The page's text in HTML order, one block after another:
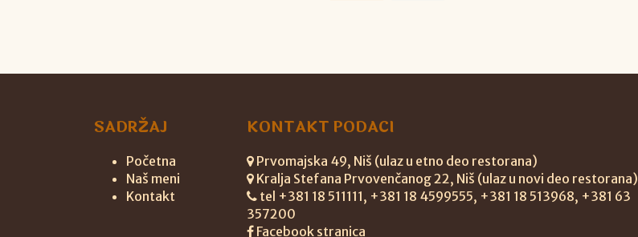
SADRŽAJ
Početna
Naš meni
Kontakt
KONTAKT PODACI
Prvomajska 49, Niš (ulaz u etno deo restorana)
Kralja Stefana Prvovenčanog 22, Niš (ulaz u novi deo restorana)
tel +381 18 511111, +381 18 4599555, +381 18 513968, +381 63
357200
Facebook stranica